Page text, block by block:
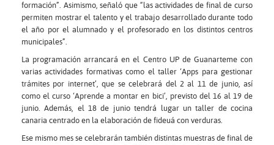
formación”. Asimismo, señaló que “las actividades de final de curso
permiten mostrar el talento y el trabajo desarrollado durante todo
el año por el alumnado y el profesorado en los distintos centros
municipales”.
La programación arrancará en el Centro UP de Guanarteme con
varias actividades formativas como el taller ‘Apps para gestionar
trámites por internet’, que se celebrará del 2 al 11 de junio, así
como el curso ‘Aprende a montar en bici’, previsto del 16 al 19 de
junio. Además, el 18 de junio tendrá lugar un taller de cocina
canaria centrado en la elaboración de fideuá con verduras.
Ese mismo mes se celebrarán también distintas muestras de final de